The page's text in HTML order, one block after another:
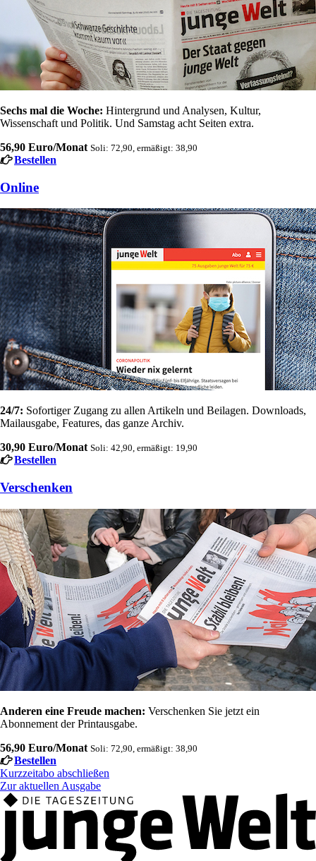
Sechs mal die Woche: Hintergrund und Analysen, Kultur,
Wissenschaft und Politik. Und Samstag acht Seiten extra.
56,90 Euro/Monat Soli: 72,90, ermäßigt: 38,90
Bestellen
Online
24/7: Sofortiger Zugang zu allen Artikeln und Beilagen. Downloads,
Mailausgabe, Features, das ganze Archiv.
30,90 Euro/Monat Soli: 42,90, ermäßigt: 19,90
Bestellen
Verschenken
Anderen eine Freude machen: Verschenken Sie jetzt ein
Abonnement der Printausgabe.
56,90 Euro/Monat Soli: 72,90, ermäßigt: 38,90
Bestellen
Kurzzeitabo abschließen
Zur aktuellen Ausgabe